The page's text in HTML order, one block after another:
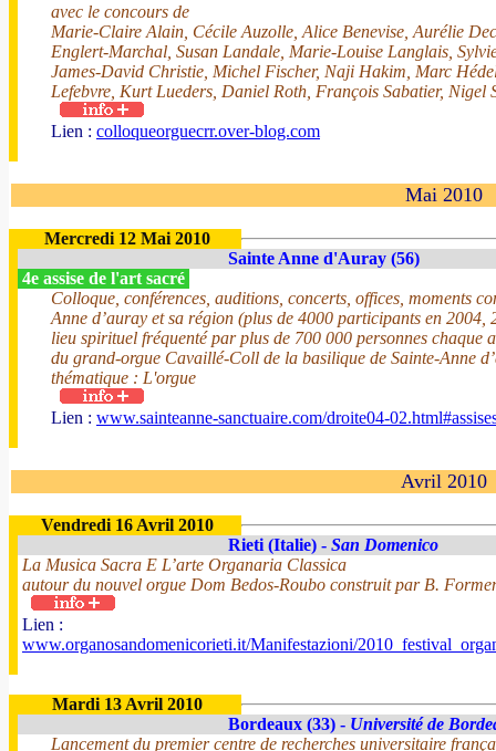
avec le concours de
Marie-Claire Alain, Cécile Auzolle, Alice Benevise, Aurélie
Englert-Marchal, Susan Landale, Marie-Louise Langlais,
James-David Christie, Michel Fischer, Naji Hakim, Marc
Lefebvre, Kurt Lueders, Daniel Roth, François Sabatier, Nigel
Lien : colloqueorguecrr.over-blog.com
Mai 2010
Mercredi 12 Mai 2010
Sainte Anne d'Auray (56)
4e assise de l'art sacré
Colloque, conférences, auditions, concerts, offices, moments
Anne d’auray et sa région (plus de 4000 participants en
lieu spirituel fréquenté par plus de 700 000 personnes
du grand-orgue Cavaillé-Coll de la basilique de Sainte-Anne
thématique : L'orgue
Lien : www.sainteanne-sanctuaire.com/droite04-
Avril 2010
Vendredi 16 Avril 2010
Rieti (Italie) - San Domenico
La Musica Sacra E L’arte Organaria Classica
autour du nouvel orgue Dom Bedos-Roubo construit par B.
Lien :
www.organosandomenicorieti.it/Manifestazioni/
Mardi 13 Avril 2010
Bordeaux (33) - Université de
Lancement du premier centre de recherches universitaire